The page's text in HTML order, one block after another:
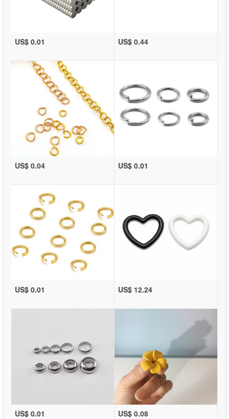
US$ 0.01 US$ 0.44
US$ 0.04 US$ 0.01
US$ 0.01 US$ 12.24
US$ 0.01 US$ 0.08